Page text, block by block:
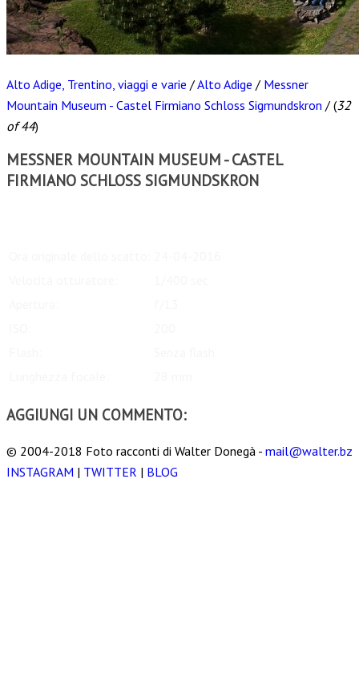
Alto Adige, Trentino, viaggi e varie /Alto Adige / Messner
Mountain Museum - Castel Firmiano Schloss Sigmundskron / (32
of 44)
MESSNER MOUNTAIN MUSEUM - CASTEL
FIRMIANO SCHLOSS SIGMUNDSKRON
AGGIUNGI UN COMMENTO:
© 2004-2018 Foto racconti di Walter Donegà - mail@walter.bz
INSTAGRAM | TWITTER | BLOG